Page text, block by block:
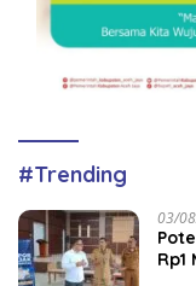
#Trending
03/